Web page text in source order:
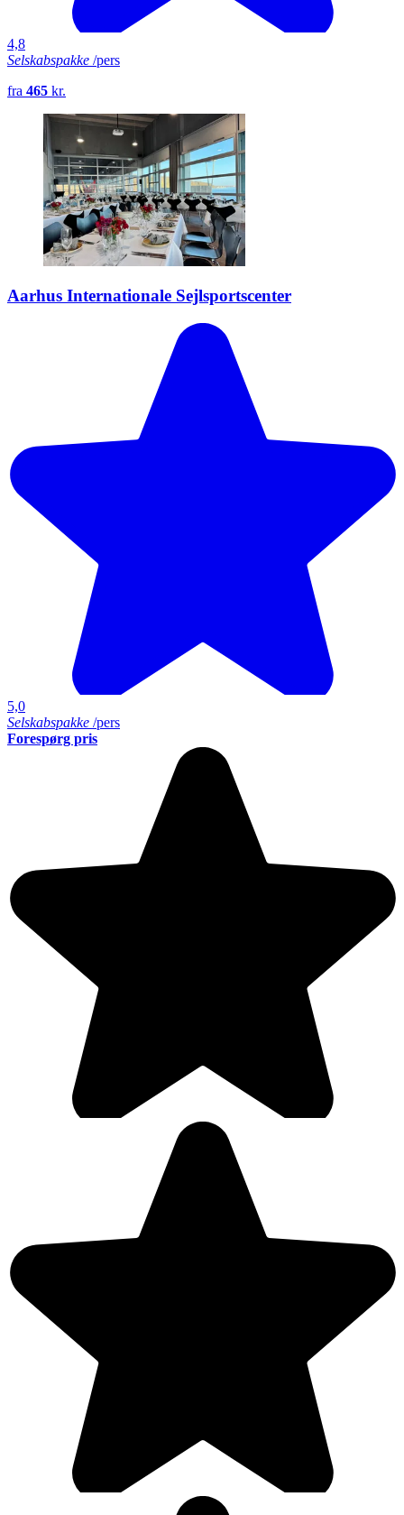
4,8
Selskabspakke /pers
fra 465 kr.
Aarhus Internationale Sejlsportscenter
5,0
Selskabspakke /pers
Forespørg pris